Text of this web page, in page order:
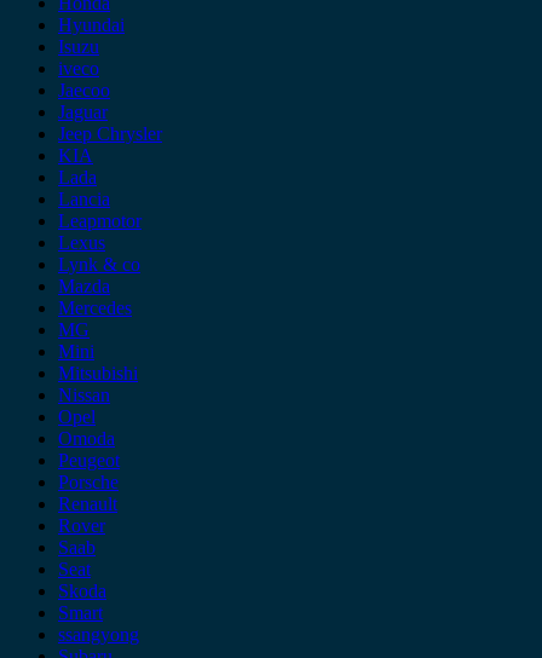
Hyundai
Isuzu
iveco
Jaecoo
Jaguar
Jeep Chrysler
KIA
Lada
Lancia
Leapmotor
Lexus
Lynk & co
Mazda
Mercedes
MG
Mini
Mitsubishi
Nissan
Opel
Omoda
Peugeot
Porsche
Renault
Rover
Saab
Seat
Skoda
Smart
ssangyong